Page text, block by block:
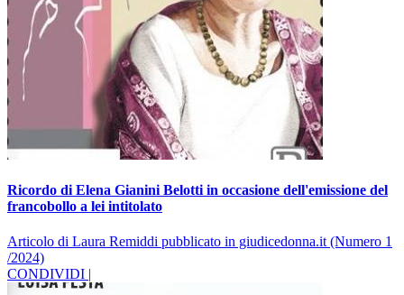
Ricordo di Elena Gianini Belotti in occasione dell'emissione del
francobollo a lei intitolato
Articolo di Laura Remiddi pubblicato in giudicedonna.it (Numero 1
/2024)
CONDIVIDI |